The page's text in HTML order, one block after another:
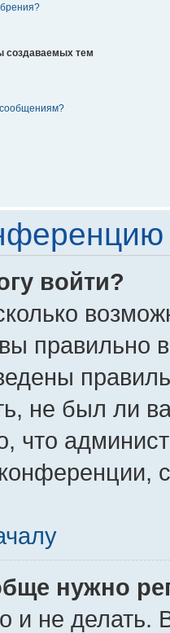
создаваемых тем
сообщениям?
войти?
правильно
не был ли
что
нужно
и не делать.